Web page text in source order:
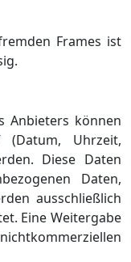
Frames ist
Anbieters können
Uhrzeit,
Diese Daten
Daten,
ausschließlich
Eine Weitergabe